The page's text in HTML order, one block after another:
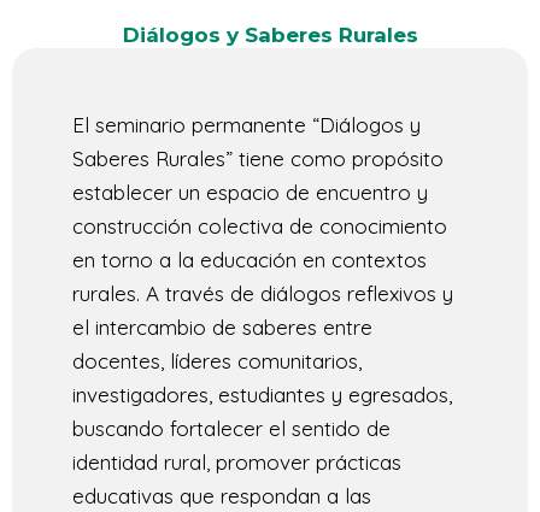
Diálogos y Saberes Rurales
El seminario permanente “Diálogos y
Saberes Rurales” tiene como propósito
establecer un espacio de encuentro y
construcción colectiva de conocimiento
en torno a la educación en contextos
rurales. A través de diálogos reflexivos y
el intercambio de saberes entre
docentes, líderes comunitarios,
investigadores, estudiantes y egresados,
buscando fortalecer el sentido de
identidad rural, promover prácticas
educativas que respondan a las